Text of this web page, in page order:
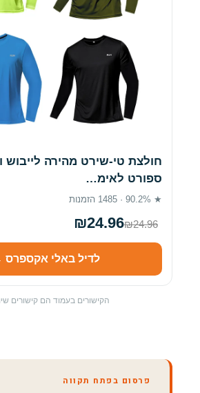
חולצת טי-שירט מהירה לייבוש
ספורט לאימ…
★ 90.2% · 1485 הזמנות
₪24.96₪24.96
לדיל באלי אקספרס
הקישורים בעמוד הם קישורים
פרסום בפתח תקווה